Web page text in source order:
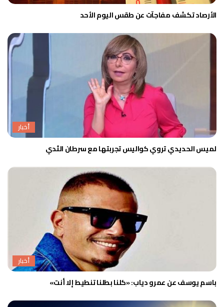
الأرصاد تكشف مفاجآت عن طقس اليوم الأحد
أخبار
لميس الحديدي تروي كواليس تجربتها مع سرطان الثدي
أخبار
باسم يوسف عن عمرو دياب: «كلنا بطلنا تنطيط إلا أنت»